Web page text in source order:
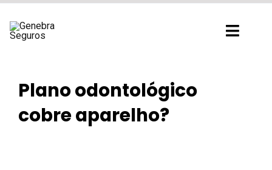
para
Plano odontológico
cobre aparelho?